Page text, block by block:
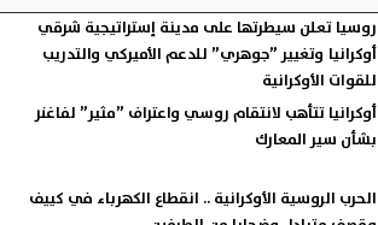
روسيا تعلن سيطرتها على مدينة إستراتيجية شرقي
أوكرانيا وتغيير ”جوهري” للدعم الأميركي والتدريب
للقوات الأوكرانية
أوكرانيا تتأهب لانتقام روسي واعتراف ”مثير” لفاغنر
بشأن سير المعارك
الحرب الروسية الأوكرانية .. انقطاع الكهرباء في كييف